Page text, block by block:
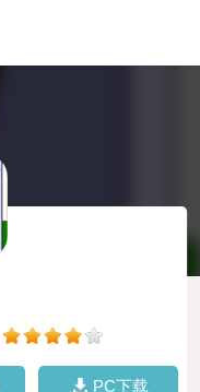
PC下载